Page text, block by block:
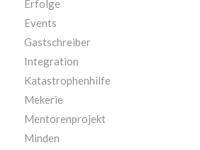
Erfolge
Events
Gastschreiber
Integration
Katastrophenhilfe
Mekerie
Mentorenprojekt
Minden